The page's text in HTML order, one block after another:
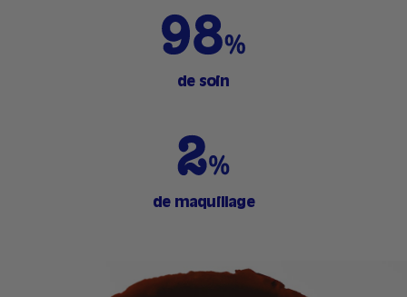
de soin
de maquillage